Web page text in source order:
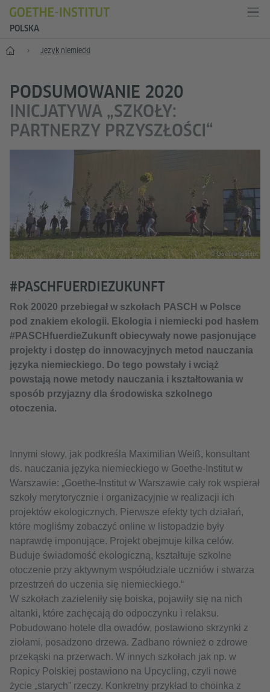
POLSKA
Start Język niemiecki
PODSUMOWANIE 2020
INICJATYWA „SZKOŁY:
PARTNERZY PRZYSZŁOŚCI“
© Goethe-Institut
#PASCHFUERDIEZUKUNFT
Rok 20020 przebiegał w szkołach PASCH w Polsce
pod znakiem ekologii. Ekologia i niemiecki pod hasłem
#PASCHfuerdieZukunft obiecywały nowe pasjonujące
projekty i dostęp do innowacyjnych metod nauczania
języka niemieckiego. Do tego powstały i wciąż
powstają nowe metody nauczania i kształtowania w
sposób przyjazny dla środowiska szkolnego
otoczenia.
Innymi słowy, jak podkreśla Maximilian Weiß, konsultant
ds. nauczania języka niemieckiego w Goethe-Institut w
Warszawie: „Goethe-Institut w Warszawie cały rok wspierał
szkoły merytorycznie i organizacyjnie w realizacji ich
projektów ekologicznych. Pierwsze efekty tych działań,
które mogliśmy zobaczyć online w listopadzie były
naprawdę imponujące. Projekt obejmuje kilka celów.
Buduje świadomość ekologiczną, kształtuje szkolne
otoczenie przy aktywnym współudziale uczniów i stwarza
przestrzeń do uczenia się niemieckiego.“
W szkołach zazieleniły się boiska, pojawiły się na nich
altanki, które zachęcają do odpoczynku i relaksu.
Pobudowano hotele dla owadów, postawiono skrzynki z
ziołami, posadzono drzewa. Zadbano również o zdrowe
przekąski na przerwach. W innych szkołach jak np. w
Ropicy Polskiej postawiono na Upcycling, czyli nowe
życie „starych” rzeczy. Konkretny przykład to choinka z